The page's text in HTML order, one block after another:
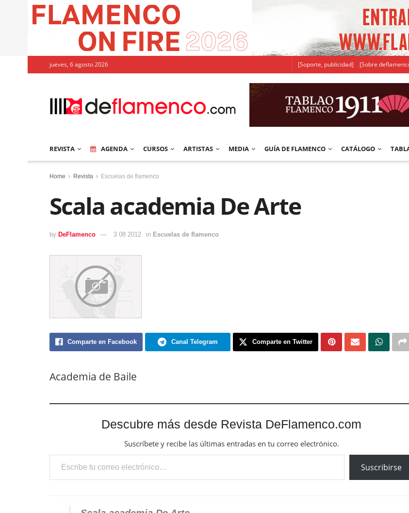
jueves, 6 agosto 2026 [Soporte, publicidad] [Sobre
REVISTA AGENDA CURSOS ARTISTAS MEDIA GUÍA DE FLAMENCO CATÁLOGO
Home Revista Escuelas de flamenco
Scala academia De Arte
by DeFlamenco 3 08 2012 in Escuelas de flamenco
Comparte en Facebook Canal Telegram Comparte en Twitter
Academia de Baile
Descubre más desde Revista DeFlamenco.com
Suscríbete y recibe las últimas entradas en tu correo electrónico.
Escribe tu correo electrónico…
Suscribirse